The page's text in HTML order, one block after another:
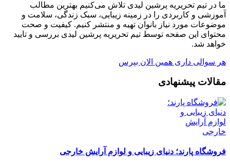
ما در تیم تحریریه پرشین لیدی تلاش می‌کنیم بهترین مطالب
آموزشی و کاربردی را در زمینه زیبایی، سبک زندگی، سلامت و
موضوعات مورد نیاز بانوان تهیه و منتشر کنیم. کیفیت و صحت
محتوای این صفحه توسط تیم تحریریه پرشین لیدی بررسی و تایید
خواهد شد.
هر سوالی داری همین الان بپرس
مقالات پیشنهادی
فروشگاه پارند؛ دنیای زیبایی و لوازم آرایش خارجی